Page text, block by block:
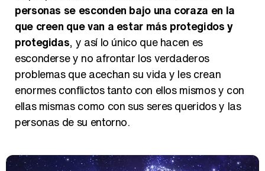
personas se esconden bajo una coraza en la
que creen que van a estar más protegidos y
protegidas, y así lo único que hacen es
esconderse y no afrontar los verdaderos
problemas que acechan su vida y les crean
enormes conflictos tanto con ellos mismos y con
ellas mismas como con sus seres queridos y las
personas de su entorno.